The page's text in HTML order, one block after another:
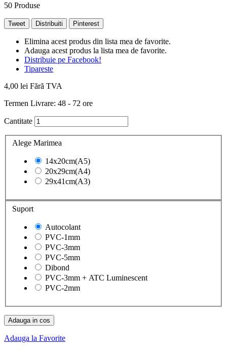
50 Produse
Tweet Distribuiti Pinterest
Elimina acest produs din lista mea de favorite.
Adauga acest produs la lista mea de favorite.
Distribuie pe Facebook!
Tipareste
4,00 lei Fără TVA
Termen Livrare: 48 - 72 ore
Cantitate
Alege Marimea
14x20cm(A5)
20x29cm(A4)
29x41cm(A3)
Suport
Autocolant
PVC-1mm
PVC-3mm
PVC-5mm
Dibond
PVC-3mm + ATC Luminescent
PVC-2mm
Adauga in cos
Adauga la Favorite